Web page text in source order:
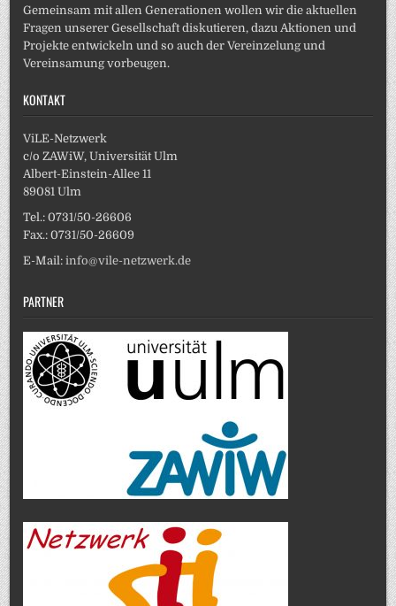
Gemeinsam mit allen Generationen wollen wir die aktuellen
Fragen unserer Gesellschaft diskutieren, dazu Aktionen und
Projekte entwickeln und so auch der Vereinzelung und
Vereinsamung vorbeugen.
KONTAKT
ViLE-Netzwerk
c/o ZAWiW, Universität Ulm
Albert-Einstein-Allee 11
89081 Ulm
Tel.: 0731/50-26606
Fax.: 0731/50-26609
E-Mail:info@vile-netzwerk.de
PARTNER